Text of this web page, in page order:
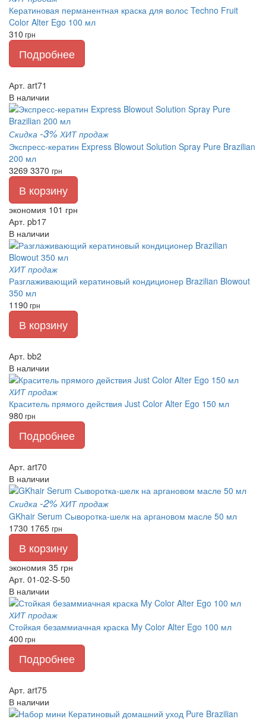
Кератиновая перманентная краска для волос Techno Fruit
Color Alter Ego 100 мл
310 грн
Подробнее
Арт. art71
В наличии
Скидка -3% ХИТ продаж
Экспресс-кератин Express Blowout Solution Spray Pure Brazilian
200 мл
3269 3370 грн
В корзину
экономия 101 грн
Арт. pb17
В наличии
ХИТ продаж
Разглаживающий кератиновый кондиционер Brazilian Blowout
350 мл
1190 грн
В корзину
Арт. bb2
В наличии
ХИТ продаж
Краситель прямого действия Just Color Alter Ego 150 мл
980 грн
Подробнее
Арт. art70
В наличии
Скидка -2% ХИТ продаж
GKhair Serum Сыворотка-шелк на аргановом масле 50 мл
1730 1765 грн
В корзину
экономия 35 грн
Арт. 01-02-S-50
В наличии
ХИТ продаж
Стойкая безаммиачная краска My Color Alter Ego 100 мл
400 грн
Подробнее
Арт. art75
В наличии